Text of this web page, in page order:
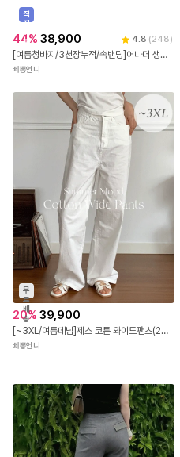
직
진
배
송
44% 38,900 4.8 (248)
[여름청바지/3천장누적/속밴딩]어나더 생지 부츠컷팬츠(3color) [레직기 논페이드 숨은밴딩 데님 인생핏 허리잘록 사계절 간절기 청바지 애플힙 몸매보정]
삐뽕언니
무
료
배
송
20% 39,900
[~3XL/여름데님]제스 코튼 와이드팬츠(2color) [세미와이드 하이웨스트 일자 아이보리 생지 진청 면 청바지 데님 플러스사이즈 빅사이즈]
삐뽕언니